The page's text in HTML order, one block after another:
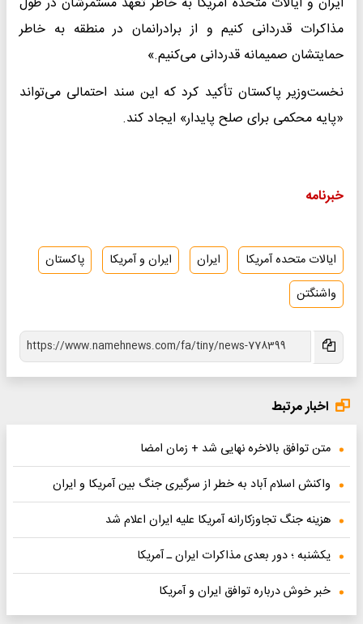
مذاکرات قدردانی کنیم و از برادرانمان در منطقه به خاطر
حمایتشان صمیمانه قدردانی می‌کنیم.»
نخست‌وزیر پاکستان تأکید کرد که این سند احتمالی می‌تواند
«پایه محکمی برای صلح پایدار» ایجاد کند.
خبرنامه
ایالات متحده آمریکا ایران ایران و آمریکا
پاکستان
واشنگتن
اخبار مرتبط
متن توافق بالاخره نهایی شد + زمان امضا
واکنش اسلام آباد به خطر از سرگیری جنگ بین آمریکا و ایران
هزینه جنگ تجاوزکارانه آمریکا علیه ایران اعلام شد
یکشنبه ؛ دور بعدی مذاکرات ایران ـ آمریکا
خبر خوش درباره توافق ایران و آمریکا